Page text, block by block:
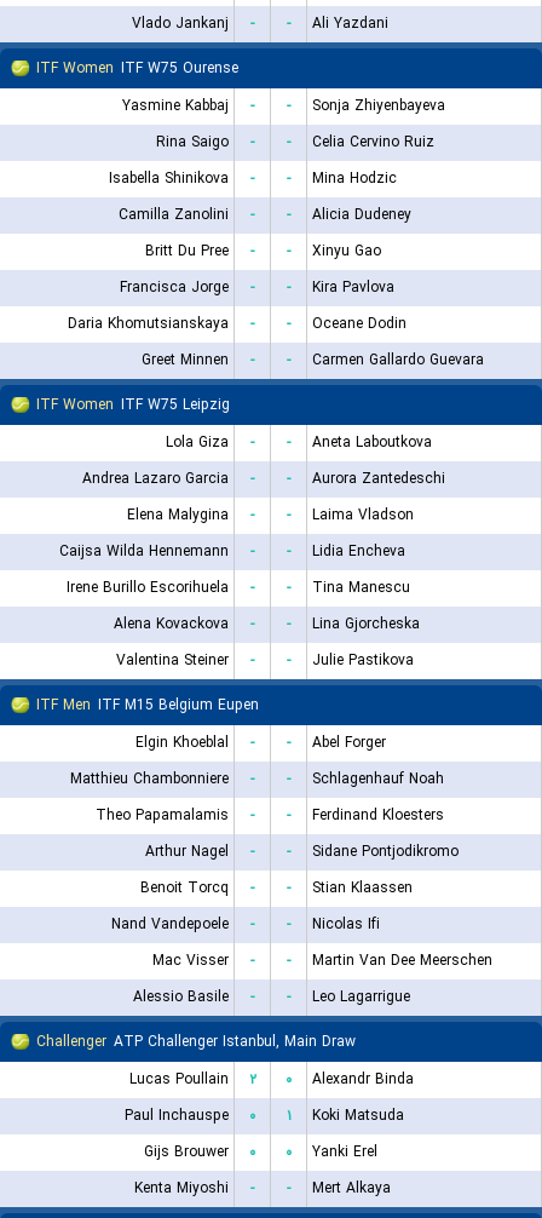
Vlado Jankanj
- -
Ali Yazdani
ITF Women ITF W75 Ourense
Yasmine Kabbaj
- -
Sonja Zhiyenbayeva
Rina Saigo
- -
Celia Cervino Ruiz
Isabella Shinikova
- -
Mina Hodzic
Camilla Zanolini
- -
Alicia Dudeney
Britt Du Pree
- -
Xinyu Gao
Francisca Jorge
- -
Kira Pavlova
Daria Khomutsianskaya
- -
Oceane Dodin
Greet Minnen
- -
Carmen Gallardo Guevara
ITF Women ITF W75 Leipzig
Lola Giza
- -
Aneta Laboutkova
Andrea Lazaro Garcia
- -
Aurora Zantedeschi
Elena Malygina
- -
Laima Vladson
Caijsa Wilda Hennemann
- -
Lidia Encheva
Irene Burillo Escorihuela
- -
Tina Manescu
Alena Kovackova
- -
Lina Gjorcheska
Valentina Steiner
- -
Julie Pastikova
ITF Men ITF M15 Belgium Eupen
Elgin Khoeblal
- -
Abel Forger
Matthieu Chambonniere
- -
Schlagenhauf Noah
Theo Papamalamis
- -
Ferdinand Kloesters
Arthur Nagel
- -
Sidane Pontjodikromo
Benoit Torcq
- -
Stian Klaassen
Nand Vandepoele
- -
Nicolas Ifi
Mac Visser
- -
Martin Van Dee Meerschen
Alessio Basile
- -
Leo Lagarrigue
Challenger ATP Challenger Istanbul, Main Draw
Lucas Poullain
۲ ۰
Alexandr Binda
Paul Inchauspe
۰ ۱
Koki Matsuda
Gijs Brouwer
۰ ۰
Yanki Erel
Kenta Miyoshi
- - Mert Alkaya